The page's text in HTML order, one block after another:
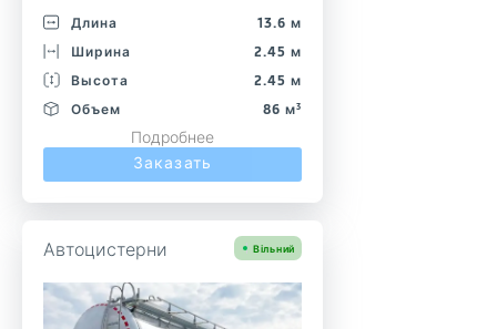
Длина
13.6 м
Ширина
2.45 м
Высота
2.45 м
Объем
86 м³
Подробнее
Заказать
Автоцистерни Вільний